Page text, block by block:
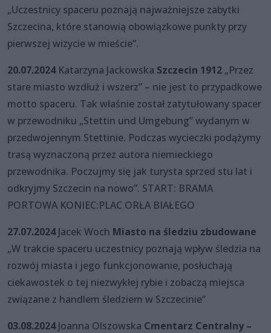
„Uczestnicy spaceru poznają najważniejsze zabytki
Szczecina, które stanowią obowiązkowe punkty przy
pierwszej wizycie w mieście”.
20.07.2024Katarzyna Jackowska Szczecin 1912 „Przez
stare miasto wzdłuż i wszerz” – nie jest to przypadkowe
motto spaceru. Tak właśnie został zatytułowany spacer
w przewodniku „Stettin und Umgebung” wydanym w
przedwojennym Stettinie. Podczas wycieczki podążymy
trasą wyznaczoną przez autora niemieckiego
przewodnika. Poczujmy się jak turysta sprzed stu lat i
odkryjmy Szczecin na nowo”. START: BRAMA
PORTOWA KONIEC:PLAC ORŁA BIAŁEGO
27.07.2024Jacek Woch Miasto na śledziu zbudowane
„W trakcie spaceru uczestnicy poznają wpływ śledzia na
rozwój miasta i jego funkcjonowanie, posłuchają
ciekawostek o tej niezwykłej rybie i zobaczą miejsca
związane z handlem śledziem w Szczecinie”
03.08.2024Joanna Olszowska Cmentarz Centralny –